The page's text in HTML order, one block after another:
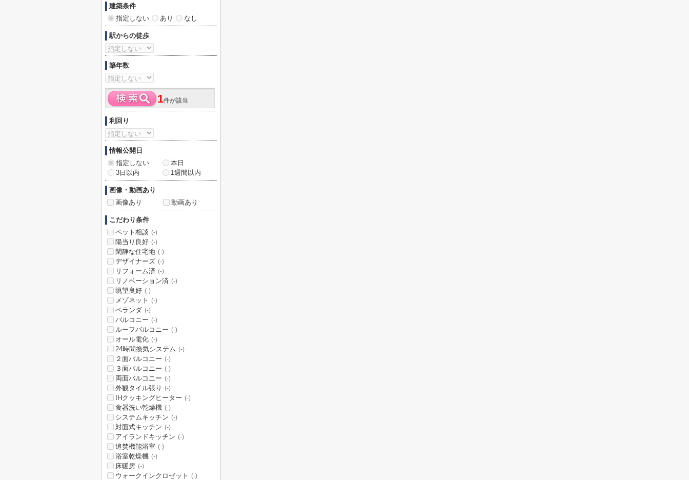
建築条件
指定しない
あり なし
駅からの徒歩
築年数
1件が該当
利回り
情報公開日
指定しない
本日
3日以内
1週間以内
画像・動画あり
画像あり
動画あり
こだわり条件
ペット相談 (-)
陽当り良好 (-)
閑静な住宅地 (-)
デザイナーズ (-)
リフォーム済 (-)
リノベーション済 (-)
眺望良好 (-)
メゾネット (-)
ベランダ (-)
バルコニー (-)
ルーフバルコニー (-)
オール電化 (-)
24時間換気システム (-)
２面バルコニー (-)
３面バルコニー (-)
両面バルコニー (-)
外観タイル張り (-)
IHクッキングヒーター (-)
食器洗い乾燥機 (-)
システムキッチン (-)
対面式キッチン (-)
アイランドキッチン (-)
追焚機能浴室 (-)
浴室乾燥機 (-)
床暖房 (-)
ウォークインクロゼット (-)